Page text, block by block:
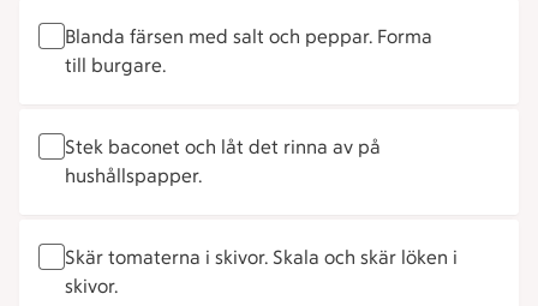
Blanda färsen med salt och peppar. Forma
till burgare.
Stek baconet och låt det rinna av på
hushållspapper.
Skär tomaterna i skivor. Skala och skär löken i
skivor.